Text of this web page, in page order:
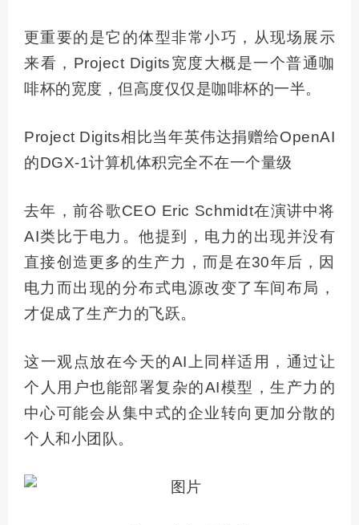
更重要的是它的体型非常小巧，从现场展示
来看，Project Digits宽度大概是一个普通咖
啡杯的宽度，但高度仅仅是咖啡杯的一半。
Project Digits相比当年英伟达捐赠给OpenAI
的DGX-1计算机体积完全不在一个量级
去年，前谷歌CEO Eric Schmidt在演讲中将
AI类比于电力。他提到，电力的出现并没有
直接创造更多的生产力，而是在30年后，因
电力而出现的分布式电源改变了车间布局，
才促成了生产力的飞跃。
这一观点放在今天的AI上同样适用，通过让
个人用户也能部署复杂的AI模型，生产力的
中心可能会从集中式的企业转向更加分散的
个人和小团队。